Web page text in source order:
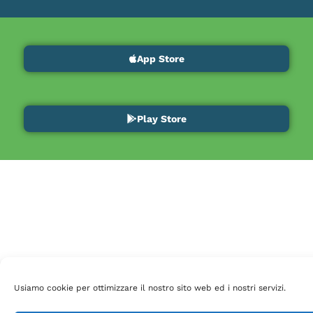
Usiamo cookie per ottimizzare il nostro sito web ed i nostri servizi.
App Store
Play Store